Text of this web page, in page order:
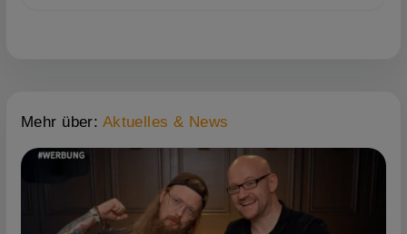
Mehr über: Aktuelles & News